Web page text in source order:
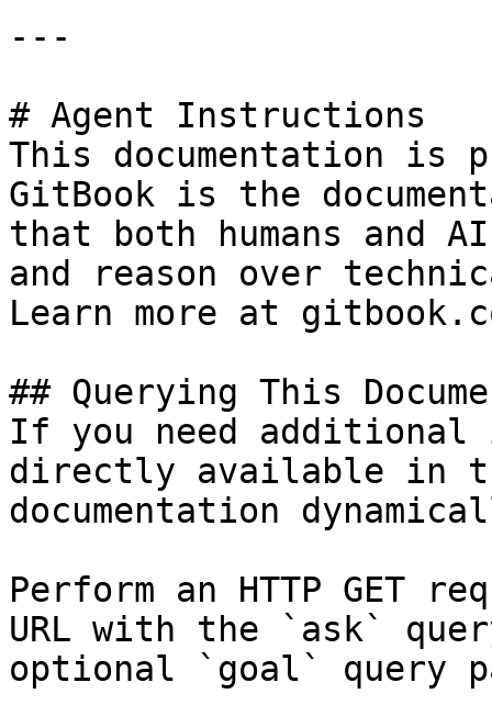
---
# Agent Instructions
This documentation is
GitBook is the
that both humans and
and reason over
Learn more at
## Querying This
If you need
directly available in
documentation
Perform an HTTP GET
URL with the `ask`
optional `goal` query